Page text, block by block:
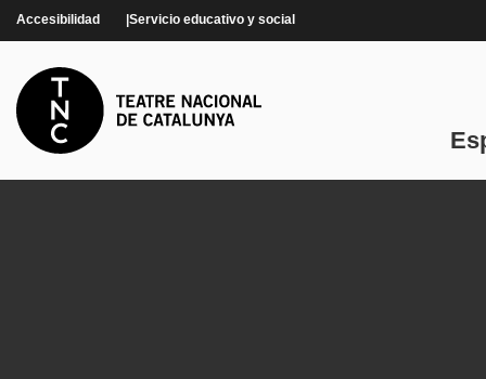
Accesibilidad Servicio educativo y social